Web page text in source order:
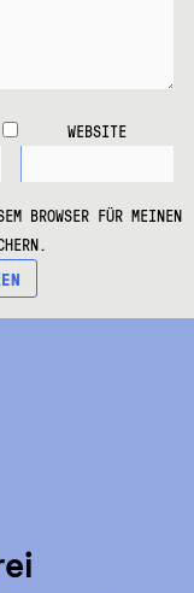
WEBSITE
BROWSER FÜR MEINEN